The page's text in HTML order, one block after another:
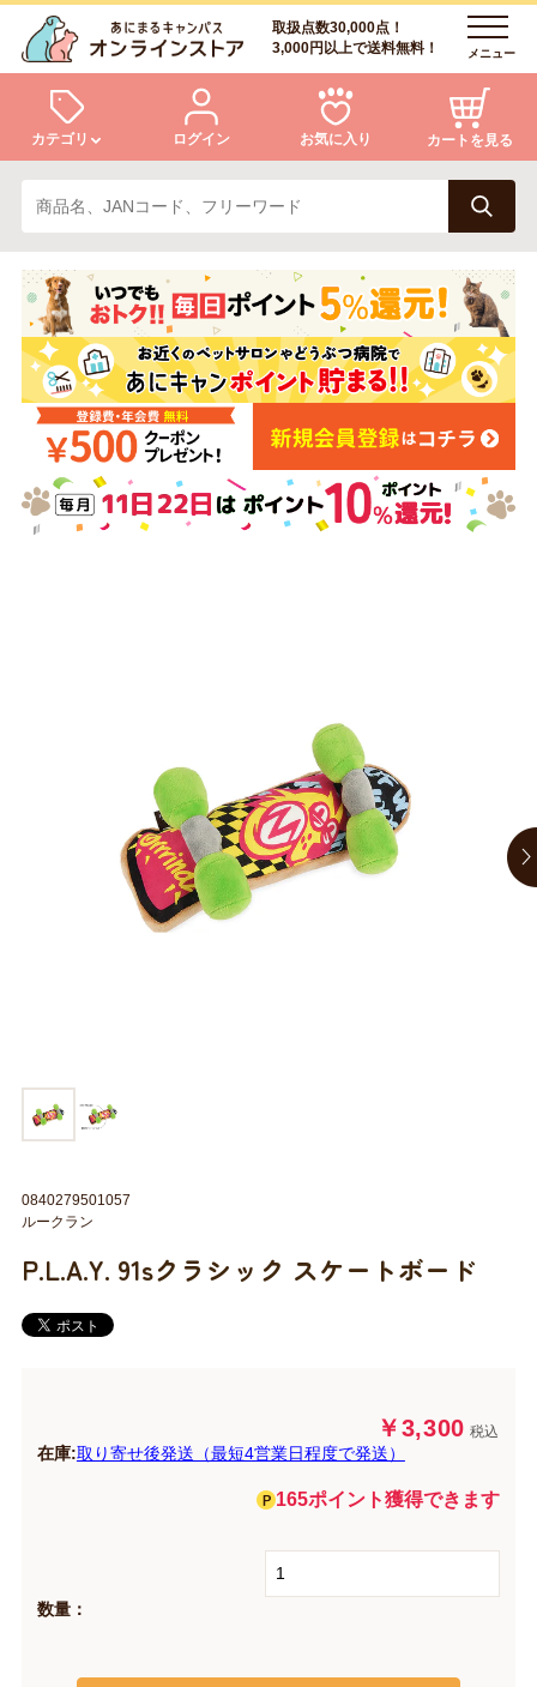
取扱点数30,000点！
3,000円以上で送料無料！
メニュー
カテゴリ
犬 猫
小動物・鳥 アクア・爬虫類・昆虫
ドッグフード キャットフード
美容・ケア用品 服・おさんぽ用品
ログイン お気に入り カートを見る
ログイン
会員登録
あにまるキャンパスについて
アフターサービス
商品リクエスト
P.L.A.Y. 91sクラシック スケートボード
￥3,300 税込
在庫:取り寄せ後発送（最短4営業日程度で発送）
165ポイント獲得できます
数量：
0840279501057
ルークラン